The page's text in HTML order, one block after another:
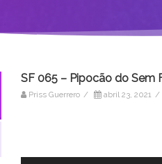
SF 065 – Pipocão do Sem
Priss Guerrero / abril 23, 2021 /
áudio